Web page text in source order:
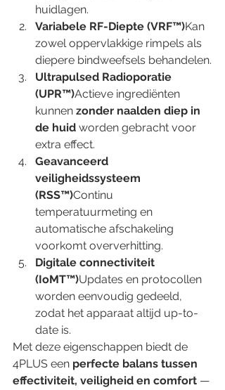
huidlagen.
Variabele RF-Diepte (VRF™)Kan
zowel oppervlakkige rimpels als
diepere bindweefsels behandelen.
Ultrapulsed Radioporatie
(UPR™)Actieve ingrediënten
kunnen zonder naalden diep in
de huid worden gebracht voor
extra effect.
Geavanceerd
veiligheidssysteem
(RSS™)Continu
temperatuurmeting en
automatische afschakeling
voorkomt oververhitting.
Digitale connectiviteit
(IoMT™)Updates en protocollen
worden eenvoudig gedeeld,
zodat het apparaat altijd up-to-
date is.
Met deze eigenschappen biedt de
4PLUS een perfecte balans tussen
effectiviteit, veiligheid en comfort —